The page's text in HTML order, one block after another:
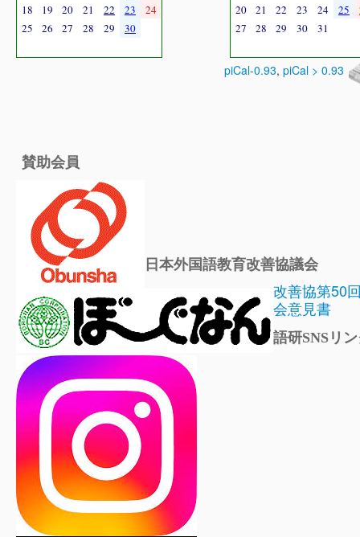
18
19 20 21 22 23
24
25
26 27 28 29 30
20
21 22 23 24 25
27
28 29 30 31
piCal-0.93, piCal > 0.93
賛助会員
日本外国語教育改善協議会
改善協第50
会意見書
語研SNSリ